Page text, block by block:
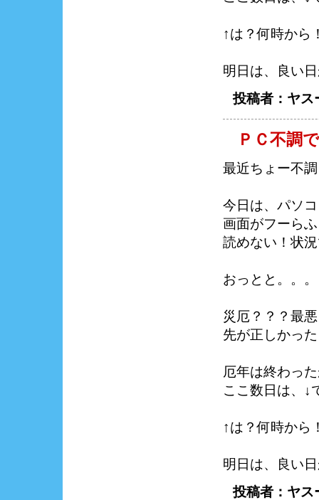
↑は？何時から
明日は、良い
投稿者：ヤ
ＰＣ不調
最近ちょー不
今日は、パソ
画面がフーら
読めない！状
おっとと。。
災厄？？？最
先が正しかっ
厄年は終わっ
ここ数日は、↓
↑は？何時から
明日は、良い
投稿者：ヤ